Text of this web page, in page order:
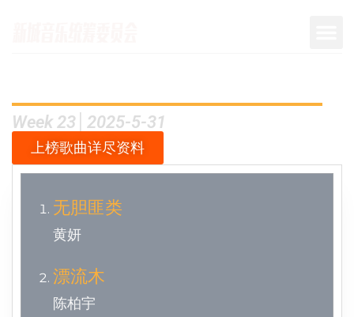
Week 23│2025-5-31
上榜歌曲详尽资料
无胆匪类
黄妍
漂流木
陈柏宇